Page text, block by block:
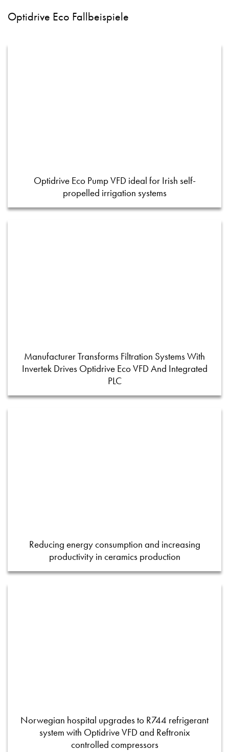
Optidrive Eco Fallbeispiele
Optidrive Eco Pump VFD ideal for Irish self-
propelled irrigation systems
Manufacturer Transforms Filtration Systems With
Invertek Drives Optidrive Eco VFD And Integrated
PLC
Reducing energy consumption and increasing
productivity in ceramics production
Norwegian hospital upgrades to R744 refrigerant
system with Optidrive VFD and Reftronix
controlled compressors